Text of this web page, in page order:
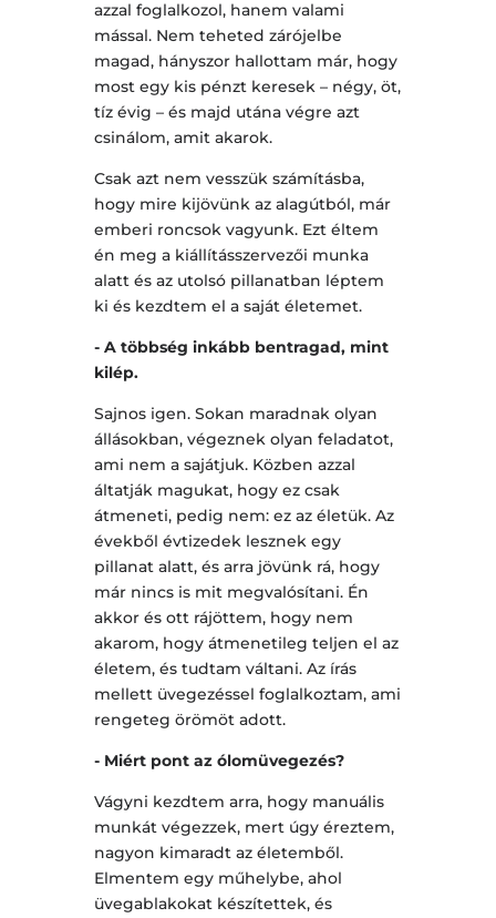
azzal foglalkozol, hanem valami
mással. Nem teheted zárójelbe
magad, hányszor hallottam már, hogy
most egy kis pénzt keresek – négy, öt,
tíz évig – és majd utána végre azt
csinálom, amit akarok.
Csak azt nem vesszük számításba,
hogy mire kijövünk az alagútból, már
emberi roncsok vagyunk. Ezt éltem
én meg a kiállításszervezői munka
alatt és az utolsó pillanatban léptem
ki és kezdtem el a saját életemet.
- A többség inkább bentragad, mint
kilép.
Sajnos igen. Sokan maradnak olyan
állásokban, végeznek olyan feladatot,
ami nem a sajátjuk. Közben azzal
áltatják magukat, hogy ez csak
átmeneti, pedig nem: ez az életük. Az
évekből évtizedek lesznek egy
pillanat alatt, és arra jövünk rá, hogy
már nincs is mit megvalósítani. Én
akkor és ott rájöttem, hogy nem
akarom, hogy átmenetileg teljen el az
életem, és tudtam váltani. Az írás
mellett üvegezéssel foglalkoztam, ami
rengeteg örömöt adott.
- Miért pont az ólomüvegezés?
Vágyni kezdtem arra, hogy manuális
munkát végezzek, mert úgy éreztem,
nagyon kimaradt az életemből.
Elmentem egy műhelybe, ahol
üvegablakokat készítettek, és